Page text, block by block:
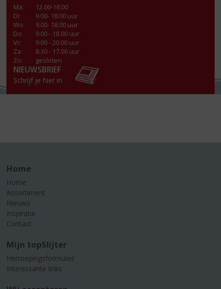
Ma:
12.00-18.00
Di:
9.00- 18.00 uur
Wo:
9.00- 18.00 uur
Do:
9.00 - 18.00 uur
Vr:
9.00 - 20.00 uur
Za:
8.30 - 17.00 uur
Zo:
gesloten
NIEUWSBRIEF
Schrijf je hier in
Home
Home
Assortiment
Nieuws
Inspiratie
Contact
Mijn topSlijter
Herroepingsformulier
Interessante links